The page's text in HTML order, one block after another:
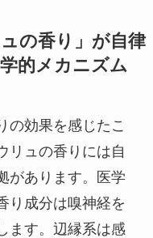
の香り」が自律
的メカニズム
の効果を感じたこ
リュの香りには自
があります。医学
り成分は嗅神経を
ます。辺縁系は感